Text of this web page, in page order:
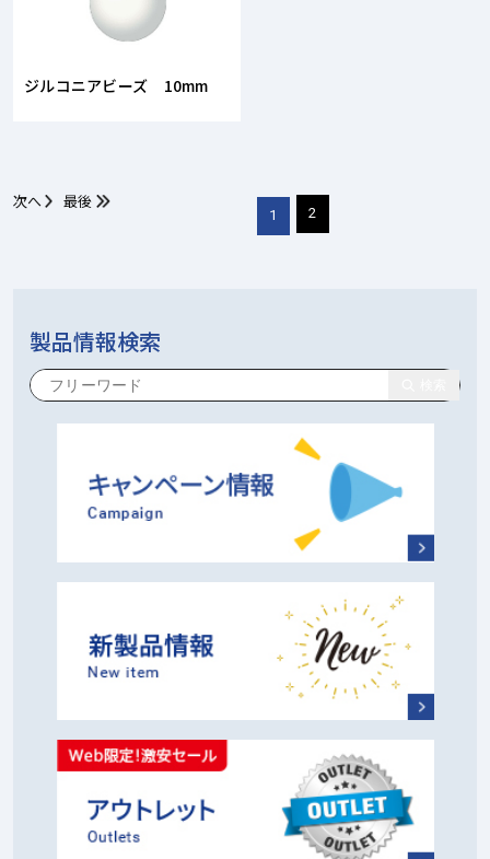
ジルコニアビーズ 10mm
1 2
次へ 最後
製品情報検索